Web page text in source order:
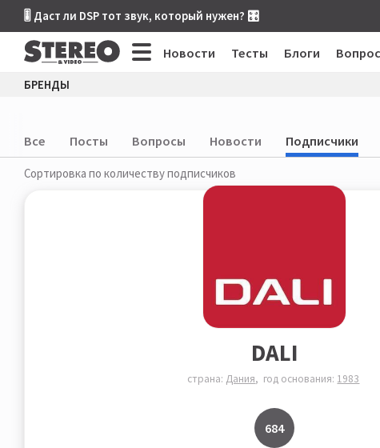
🎚 Даст ли DSP тот звук, который нужен? 🎛
Новости Тесты Блоги
БРЕНДЫ
Все Посты Вопросы Новости Подписчики
Сортировка по количеству подписчиков
DALI
страна: Дания год основания: 1983
684